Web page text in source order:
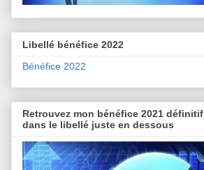
Libellé bénéfice 2022
Bénéfice 2022
Retrouvez mon bénéfice 2021 définitif
dans le libellé juste en dessous